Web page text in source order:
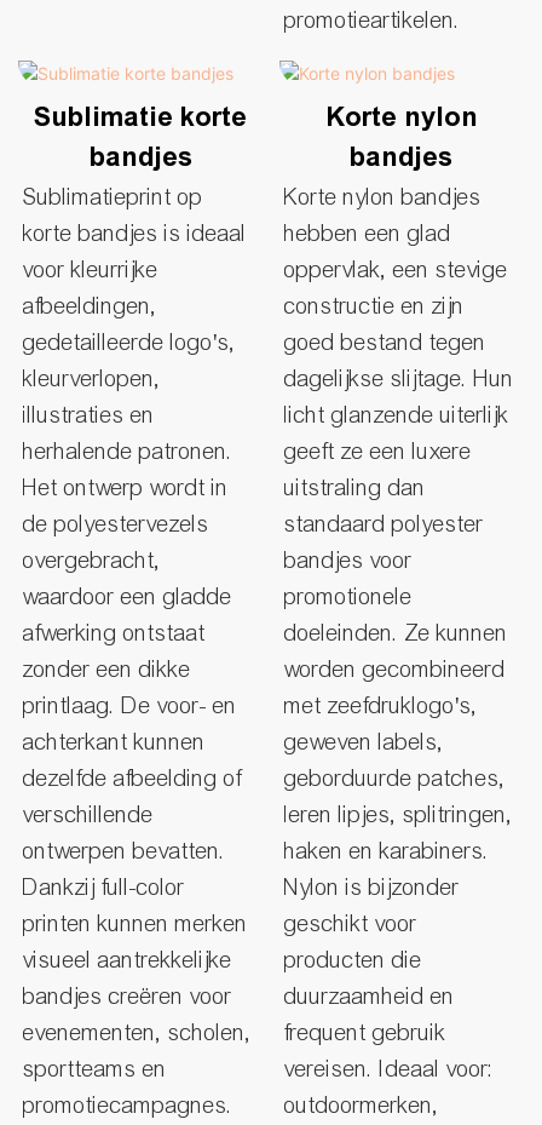
promotieartikelen.
Sublimatie korte
bandjes
Sublimatieprint op
korte bandjes is ideaal
voor kleurrijke
afbeeldingen,
gedetailleerde logo's,
kleurverlopen,
illustraties en
herhalende patronen.
Het ontwerp wordt in
de polyestervezels
overgebracht,
waardoor een gladde
afwerking ontstaat
zonder een dikke
printlaag. De voor- en
achterkant kunnen
dezelfde afbeelding of
verschillende
ontwerpen bevatten.
Dankzij full-color
printen kunnen merken
visueel aantrekkelijke
bandjes creëren voor
evenementen, scholen,
sportteams en
promotiecampagnes.
Korte nylon
bandjes
Korte nylon bandjes
hebben een glad
oppervlak, een stevige
constructie en zijn
goed bestand tegen
dagelijkse slijtage. Hun
licht glanzende uiterlijk
geeft ze een luxere
uitstraling dan
standaard polyester
bandjes voor
promotionele
doeleinden. Ze kunnen
worden gecombineerd
met zeefdruklogo's,
geweven labels,
geborduurde patches,
leren lipjes, splitringen,
haken en karabiners.
Nylon is bijzonder
geschikt voor
producten die
duurzaamheid en
frequent gebruik
vereisen. Ideaal voor:
outdoormerken,